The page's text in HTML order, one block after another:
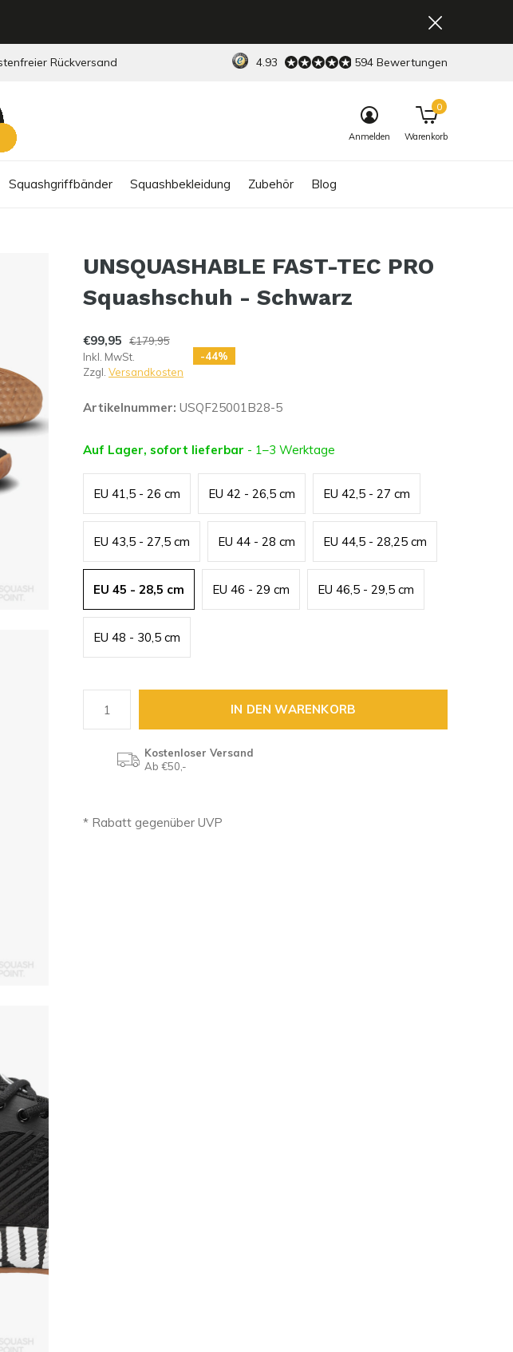
Squashgriffbänder Squashbekleidung Zubehör Blog
Anmelden Warenkorb
0
Rückversand 4.93 594 Bewertungen
UNSQUASHABLE FAST-TEC PRO
Squashschuh - Schwarz
€99,95
€179,95
Inkl. MwSt.
Zzgl. Versandkosten
-44%
Artikelnummer: USQF25001B28-5
Auf Lager, sofort lieferbar - 1–3 Werktage
EU 41,5 - 26 cm EU 42 - 26,5 cm EU 42,5 - 27 cm
EU 43,5 - 27,5 cm EU 44 - 28 cm EU 44,5 - 28,25 cm
EU 45 - 28,5 cm EU 46 - 29 cm EU 46,5 - 29,5 cm
EU 48 - 30,5 cm
IN DEN WARENKORB
Kostenloser Versand
Ab €50,-
* Rabatt gegenüber UVP